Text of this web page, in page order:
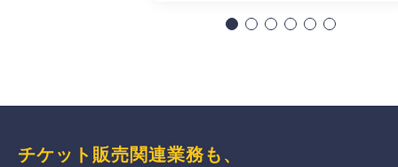
チケット販売関連業務も、